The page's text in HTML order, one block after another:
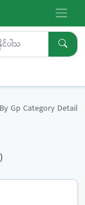
Gp Category Detail